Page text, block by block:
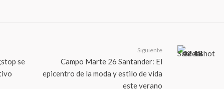
se
Siguiente
Campo Marte 26 Santander: El
epicentro de la moda y estilo de vida
este verano